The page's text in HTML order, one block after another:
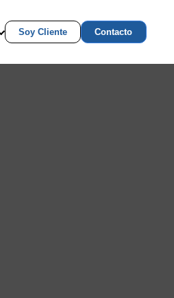
Soy Cliente Contacto